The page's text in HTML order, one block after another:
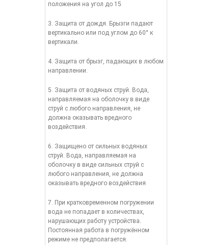
положения на угол до 15
3. Защита от дождя. Брызги падают
вертикально или под углом до 60° к
вертикали.
4. Защита от брызг, падающих в любом
направлении.
5. Защита от водяных струй. Вода,
направляемая на оболочку в виде
струй с любого направления, не
должна оказывать вредного
воздействия.
6. Защищено от сильных водяных
струй. Вода, направляемая на
оболочку в виде сильных струй с
любого направления, не должна
оказывать вредного воздействия
7. При кратковременном погружении
вода не попадает в количествах,
нарушающих работу устройства.
Постоянная работа в погружённом
режиме не предполагается.